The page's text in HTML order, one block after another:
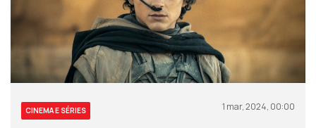
CINEMA E SÉRIES 1 mar, 2024, 00:00